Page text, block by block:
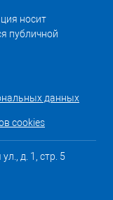
носит
публичной
данных
cookies
д. 1, стр. 5